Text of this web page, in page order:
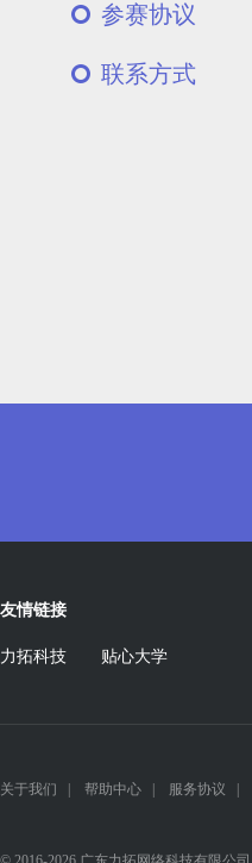
参赛协议
联系方式
友情链接
力拓科技 贴心大学
关于我们 帮助中心 服务协议